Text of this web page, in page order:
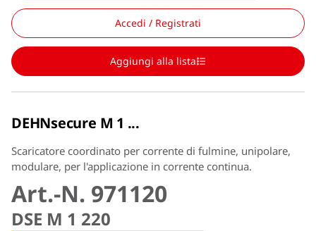
Accedi / Registrati
Aggiungi alla lista
DEHNsecure M 1 ...
Scaricatore coordinato per corrente di fulmine, unipolare,
modulare, per l'applicazione in corrente continua.
Art.-N. 971120
DSE M 1 220